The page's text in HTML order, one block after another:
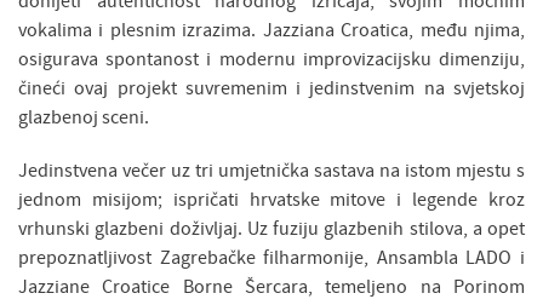
vokalima i plesnim izrazima. Jazziana Croatica, među njima,
osigurava spontanost i modernu improvizacijsku dimenziju,
čineći ovaj projekt suvremenim i jedinstvenim na svjetskoj
glazbenoj sceni.
Jedinstvena večer uz tri umjetnička sastava na istom mjestu s
jednom misijom; ispričati hrvatske mitove i legende kroz
vrhunski glazbeni doživljaj. Uz fuziju glazbenih stilova, a opet
prepoznatljivost Zagrebačke filharmonije, Ansambla LADO i
Jazziane Croatice Borne Šercara, temeljeno na Porinom